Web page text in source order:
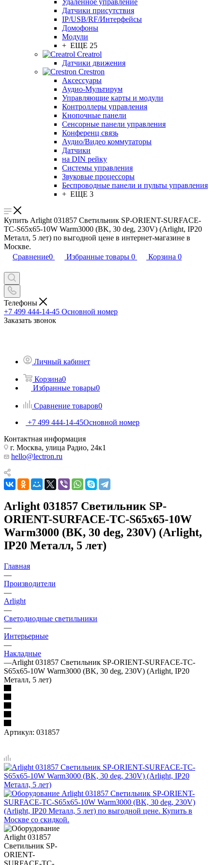
Удаленное управление
Датчики присутствия
IP/USB/RF/Интерфейсы
Домофоны
Модули
+ ЕЩЕ 25
Creatrol
Датчики движения
Crestron
Аксессуары
Аудио-Мультирум
Управляющие карты и модули
Контроллеры управления
Кнопочные панели
Сенсорные панели управления
Конференц связь
Аудио/Видео коммутаторы
Датчики
на DIN рейку
Системы управления
Звуковые процессоры
Беспроводные панели и пульты управления
+ ЕЩЕ 3
Купить Arlight 031857 Светильник SP-ORIENT-SURFACE-
TC-S65x65-10W Warm3000 (BK, 30 deg, 230V) (Arlight, IP20
Металл, 5 лет) по выгодной цене в интернет-магазине в
Москве.
Сравнение0 Избранные товары 0 Корзина 0
Телефоны
+7 499 444-14-45 Основной номер
Заказать звонок
Личный кабинет
Корзина0
Избранные товары0
Сравнение товаров0
+7 499 444-14-45Основной номер
Контактная информация
г. Москва, улица Радио, 24к1
hello@lectron.ru
Arlight 031857 Светильник SP-
ORIENT-SURFACE-TC-S65x65-10W
Warm3000 (BK, 30 deg, 230V) (Arlight,
IP20 Металл, 5 лет)
Главная
—
Производители
—
Arlight
—
Светодиодные светильники
—
Интерьерные
—
Накладные
—Arlight 031857 Светильник SP-ORIENT-SURFACE-TC-
S65x65-10W Warm3000 (BK, 30 deg, 230V) (Arlight, IP20
Металл, 5 лет)
Артикул: 031857